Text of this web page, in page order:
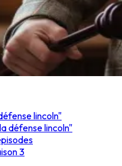
lincoln"
défense lincoln"
3